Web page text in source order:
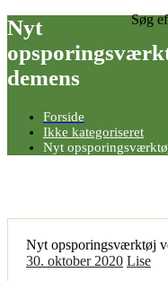
Søg
Nyt
demens
Forside
Ikke kategoriseret
Nyt
Nyt opsporingsværktøj
30. oktober 2020 Lise